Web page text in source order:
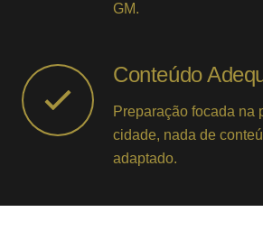
GM.
Conteúdo
Preparação focada na
cidade, nada de
adaptado.